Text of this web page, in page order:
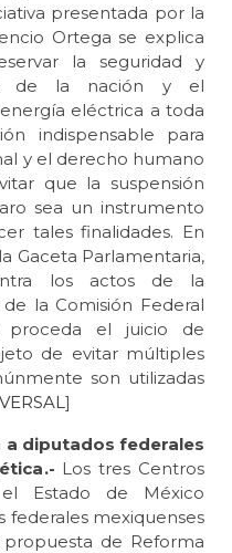
presentada por la
Ortega se explica
la seguridad y
de la nación y el
eléctrica a toda
indispensable para
y el derecho humano
que la suspensión
sea un instrumento
tales finalidades. En
Gaceta Parlamentaria,
los actos de la
la Comisión Federal
proceda el juicio de
de evitar múltiples
son utilizadas
]
a diputados federales
Los tres Centros
Estado de México
federales mexiquenses
de Reforma